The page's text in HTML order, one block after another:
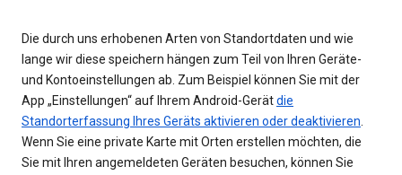
Die durch uns erhobenen Arten von Standortdaten und wie
lange wir diese speichern hängen zum Teil von Ihren Geräte-
und Kontoeinstellungen ab. Zum Beispiel können Sie mit der
App „Einstellungen“ auf Ihrem Android-Gerätdie
Standorterfassung Ihres Geräts aktivieren oder deaktivieren.
Wenn Sie eine private Karte mit Orten erstellen möchten, die
Sie mit Ihren angemeldeten Geräten besuchen, können Sie